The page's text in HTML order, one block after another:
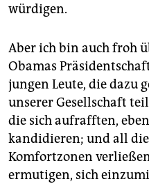
würdigen.
Aber ich bin auch froh
Obamas
jungen Leute, die dazu
unserer Gesellschaft
die sich aufrafften,
kandidieren; und all
Komfortzonen
ermutigen, sich